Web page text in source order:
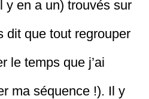
y en a un) trouvés sur
dit que tout regrouper
le temps que j’ai
ma séquence !). Il y